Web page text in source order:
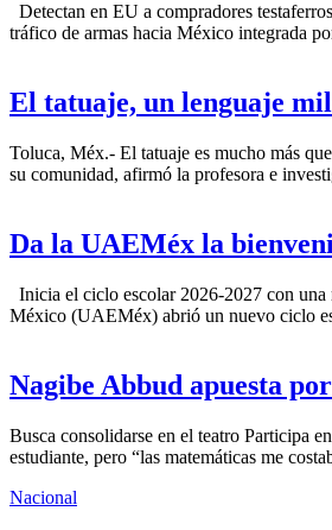
Detectan en EU a compradores
tráfico de armas hacia México integrada
El tatuaje, un lenguaje
Toluca, Méx.- El tatuaje es mucho más
su comunidad, afirmó la profesora e
Da la UAEMéx la
Inicia el ciclo escolar 2026-2027 con
México (UAEMéx) abrió un nuevo ciclo
Nagibe Abbud apuesta
Busca consolidarse en el teatro Participa
estudiante, pero “las matemáticas me
Nacional